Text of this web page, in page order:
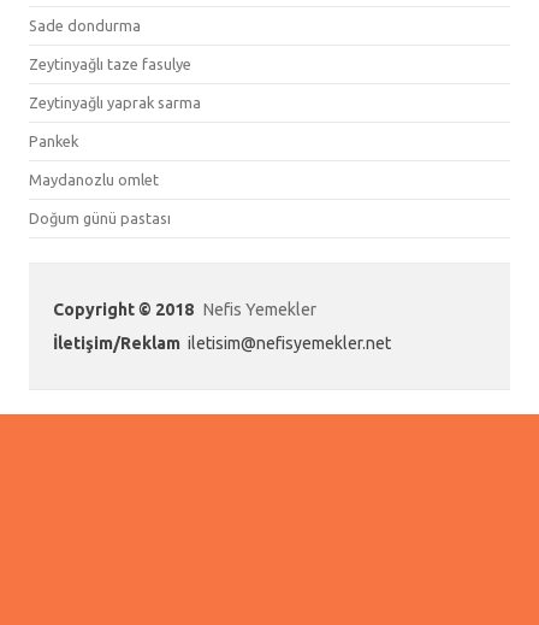
Sade dondurma
Zeytinyağlı taze fasulye
Zeytinyağlı yaprak sarma
Pankek
Maydanozlu omlet
Doğum günü pastası
Copyright © 2018 Nefis Yemekler
İletişim/Reklam iletisim@nefisyemekler.net